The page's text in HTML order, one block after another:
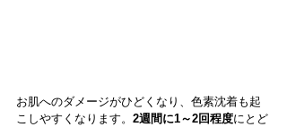
お肌へのダメージがひどくなり、色素沈着も起
こしやすくなります。 2週間に1～2回程度にとど